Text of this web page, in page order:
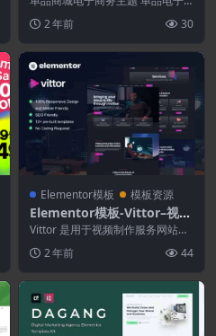
客，单品评论展示单品商...
2 年前 30
Elementor模板 模板资源
Elementor模板-Vittor–视频
制作服务Elementor Pro模
板套件
Vittor 是用于视频制作服务网站的
Elementor Pro 模板套件。该...
2 年前 44